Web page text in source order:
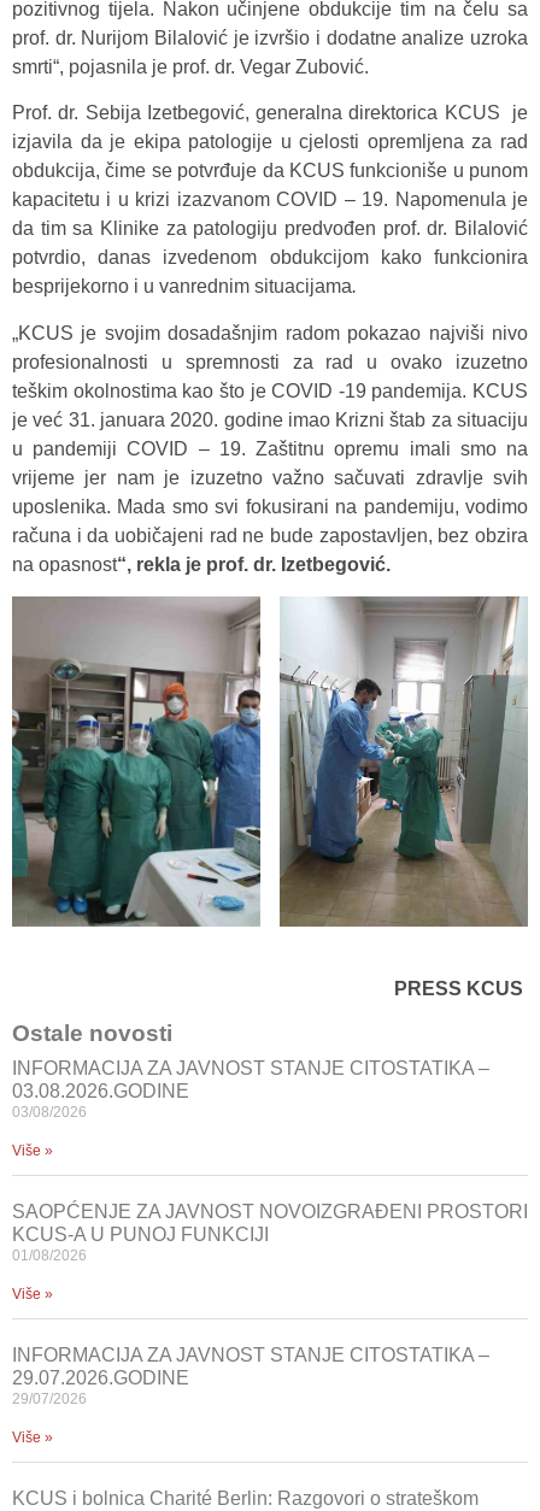
pozitivnog tijela. Nakon učinjene obdukcije tim na čelu sa
prof. dr. Nurijom Bilalović je izvršio i dodatne analize uzroka
smrti“, pojasnila je prof. dr. Vegar Zubović.
Prof. dr. Sebija Izetbegović, generalna direktorica KCUS je
izjavila da je ekipa patologije u cjelosti opremljena za rad
obdukcija, čime se potvrđuje da KCUS funkcioniše u punom
kapacitetu i u krizi izazvanom COVID – 19. Napomenula je
da tim sa Klinike za patologiju predvođen prof. dr. Bilalović
potvrdio, danas izvedenom obdukcijom kako funkcionira
besprijekorno i u vanrednim situacijama.
„KCUS je svojim dosadašnjim radom pokazao najviši nivo
profesionalnosti u spremnosti za rad u ovako izuzetno
teškim okolnostima kao što je COVID -19 pandemija. KCUS
je već 31. januara 2020. godine imao Krizni štab za situaciju
u pandemiji COVID – 19. Zaštitnu opremu imali smo na
vrijeme jer nam je izuzetno važno sačuvati zdravlje svih
uposlenika. Mada smo svi fokusirani na pandemiju, vodimo
računa i da uobičajeni rad ne bude zapostavljen, bez obzira
na opasnost“, rekla je prof. dr. Izetbegović.
PRESS KCUS
Ostale novosti
INFORMACIJA ZA JAVNOST STANJE CITOSTATIKA –
03.08.2026.GODINE
03/08/2026
Više »
SAOPĆENJE ZA JAVNOST NOVOIZGRAĐENI PROSTORI
KCUS-A U PUNOJ FUNKCIJI
01/08/2026
Više »
INFORMACIJA ZA JAVNOST STANJE CITOSTATIKA –
29.07.2026.GODINE
29/07/2026
Više »
KCUS i bolnica Charité Berlin: Razgovori o strateškom